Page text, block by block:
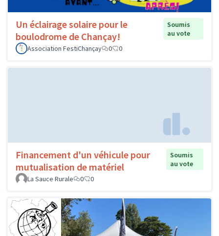
Un éclairage solaire pour le
boulodrome de Chançay!
Soumis
au vote
Association FestiChançay
0 0
Financement d'un véhicule pour
mutualisation de matériel
Soumis
au vote
La Sauce Rurale
0 0